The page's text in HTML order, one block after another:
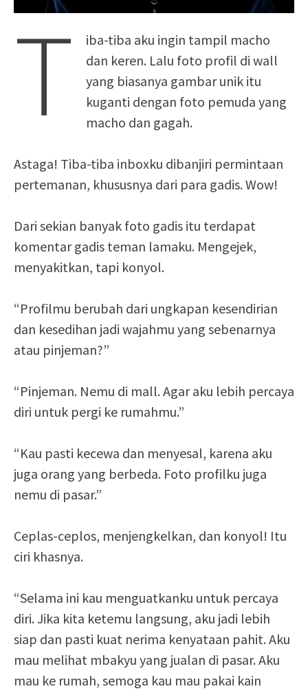
T
iba-tiba aku ingin tampil macho
dan keren. Lalu foto profil di wall
yang biasanya gambar unik itu
kuganti dengan foto pemuda yang
macho dan gagah.
Astaga! Tiba-tiba inboxku dibanjiri permintaan
pertemanan, khususnya dari para gadis. Wow!
Dari sekian banyak foto gadis itu terdapat
komentar gadis teman lamaku. Mengejek,
menyakitkan, tapi konyol.
“Profilmu berubah dari ungkapan kesendirian
dan kesedihan jadi wajahmu yang sebenarnya
atau pinjeman?”
“Pinjeman. Nemu di mall. Agar aku lebih percaya
diri untuk pergi ke rumahmu.”
“Kau pasti kecewa dan menyesal, karena aku
juga orang yang berbeda. Foto profilku juga
nemu di pasar.”
Ceplas-ceplos, menjengkelkan, dan konyol! Itu
ciri khasnya.
“Selama ini kau menguatkanku untuk percaya
diri. Jika kita ketemu langsung, aku jadi lebih
siap dan pasti kuat nerima kenyataan pahit. Aku
mau melihat mbakyu yang jualan di pasar. Aku
mau ke rumah, semoga kau mau pakai kain